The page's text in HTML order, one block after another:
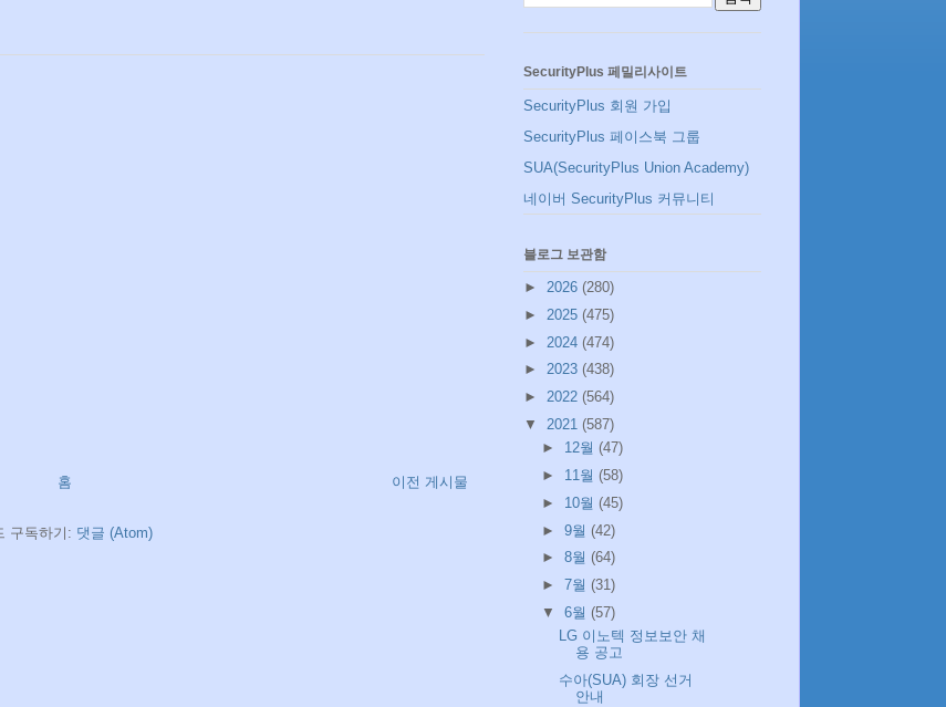
이전 게시물
홈
구독하기: 댓글 (Atom)
SecurityPlus 페밀리사이트
SecurityPlus 회원 가입
SecurityPlus 페이스북 그룹
SUA(SecurityPlus Union Academy)
네이버 SecurityPlus 커뮤니티
블로그 보관함
► 2026 (280)
► 2025 (475)
► 2024 (474)
► 2023 (438)
► 2022 (564)
▼ 2021 (587)
► 12월 (47)
► 11월 (58)
► 10월 (45)
► 9월 (42)
► 8월 (64)
► 7월 (31)
▼ 6월 (57)
LG 이노텍 정보보안 채
용 공고
수아(SUA) 회장 선거
안내